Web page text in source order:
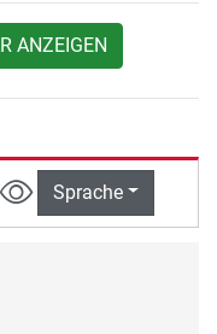
ANZEIGEN
Sprache